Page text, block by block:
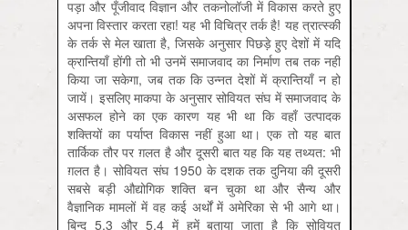
पड़ा और पूँजीवाद विज्ञान और तकनोलॉजी में विकास करते हुए
अपना विस्तार करता रहा! यह भी विचित्र तर्क है! यह त्रात्स्की
के तर्क से मेल खाता है, जिसके अनुसार पिछड़े हुए देशों में यदि
क्रान्तियाँ होंगी तो भी उनमें समाजवाद का निर्माण तब तक नहीं
किया जा सकेगा, जब तक कि उन्नत देशों में क्रान्तियाँ न हो
जायें। इसलिए माकपा के अनुसार सोवियत संघ में समाजवाद के
असफल होने का एक कारण यह भी था कि वहाँ उत्पादक
शक्तियों का पर्याप्त विकास नहीं हुआ था। एक तो यह बात
तार्किक तौर पर ग़लत है और दूसरी बात यह कि यह तथ्यत: भी
ग़लत है। सोवियत संघ 1950 के दशक तक दुनिया की दूसरी
सबसे बड़ी औद्योगिक शक्ति बन चुका था और सैन्य और
वैज्ञानिक मामलों में वह कई अर्थों में अमेरिका से भी आगे था।
बिन्दु 5.3 और 5.4 में हमें बताया जाता है कि सोवियत